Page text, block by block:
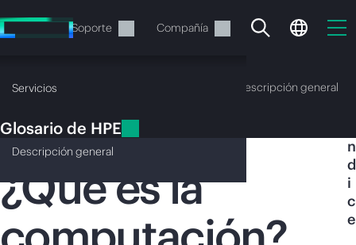
al
contenido
Servicios Soporte Compañía
Servicios
En estos momentos, tu
Glosario de HPE Descripción general
Descripción general
Glosario de HPE
Computación
¿Qué es la
n
d
i
c
e